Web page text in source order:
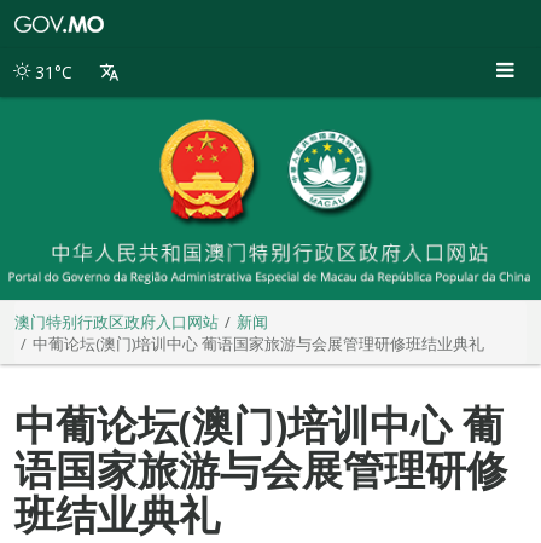
别
31°C
澳门特别行政区政府入口网站
新闻
中葡论坛(澳门)培训中心 葡语国家旅游与会展管理研修班结业典礼
中葡论坛(澳门)培训中心 葡
语国家旅游与会展管理研修
班结业典礼